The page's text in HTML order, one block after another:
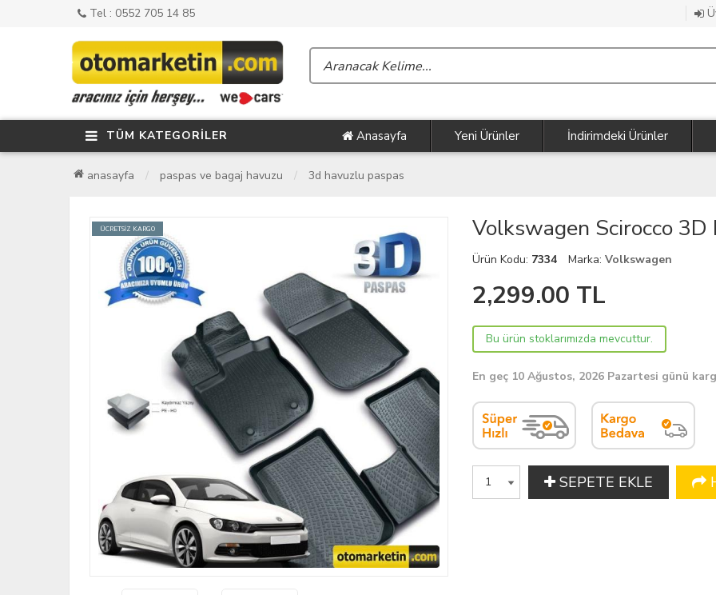
Tel : 0552 705 14 85
TÜM KATEGORİLER Anasayfa Yeni Ürünler İndirimdeki Ürünler
anasayfa paspas ve bagaj havuzu 3d havuzlu paspas
ÜCRETSİZ KARGO Volkswagen Scirocco 3D
Ürün Kodu: 7334 Marka:Volkswagen
2,299.00 TL
Bu ürün stoklarımızda mevcuttur.
En geç 10 Ağustos, 2026 Pazartesi günü
SEPETE EKLE